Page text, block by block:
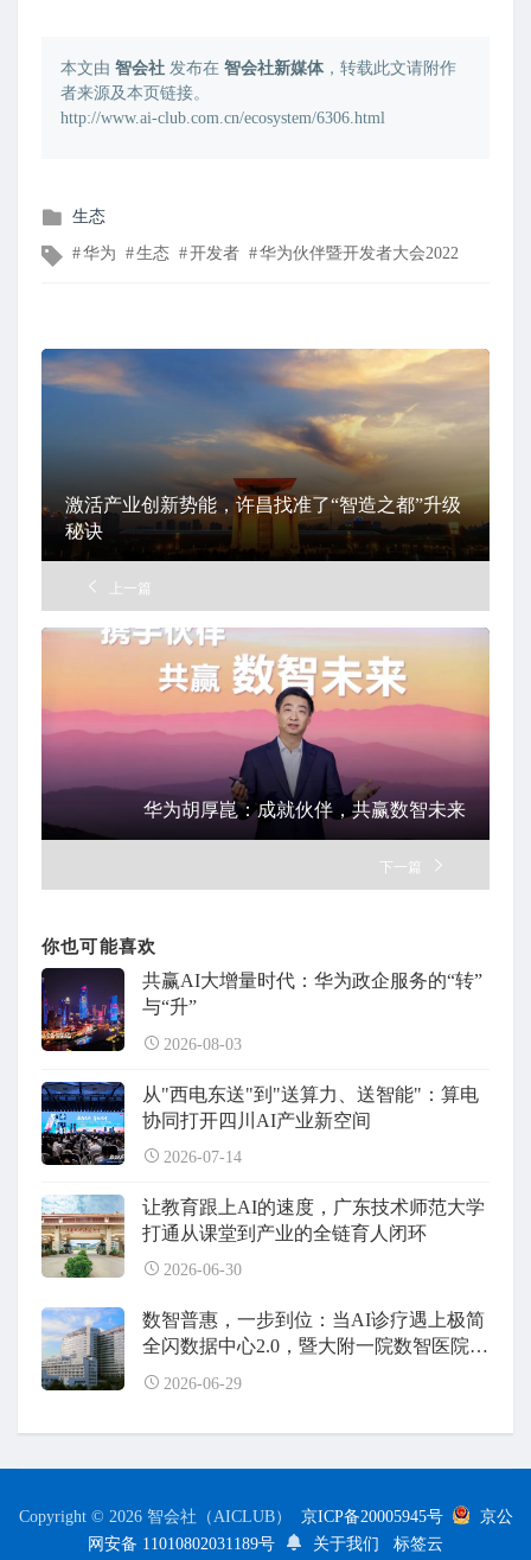
本文由 智会社 发布在 智会社新媒体，转载此文请附作
者来源及本页链接。
http://www.ai-club.com.cn/ecosystem/6306.html
发
在
生态
文华为 生态 开发者 华为伙伴暨开发者大会2022
激活产业创新势能，许昌找准了“智造之都”升级
秘诀
上一篇
华为胡厚崑：成就伙伴，共赢数智未来
下一篇
你也可能喜欢
共赢AI大增量时代：华为政企服务的“转”
与“升”
2026-08-03
从"西电东送"到"送算力、送智能"：算电
协同打开四川AI产业新空间
2026-07-14
让教育跟上AI的速度，广东技术师范大学
打通从课堂到产业的全链育人闭环
2026-06-30
数智普惠，一步到位：当AI诊疗遇上极简
全闪数据中心2.0，暨大附一院数智医院建
设全面升级
2026-06-29
Copyright © 2026 智会社（AICLUB） 京ICP备20005945号
京公
网安备 11010802031189号
关于我们 标签云